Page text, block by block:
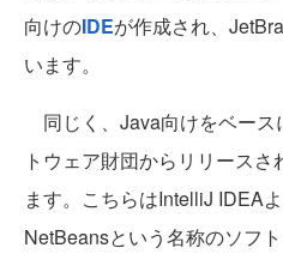
向けのIDEが作成され、
います。
同じく、Java向けをベース
トウェア財団からリリースさ
ます。こちらはIntelliJ IDEA
NetBeansという名称のソフ